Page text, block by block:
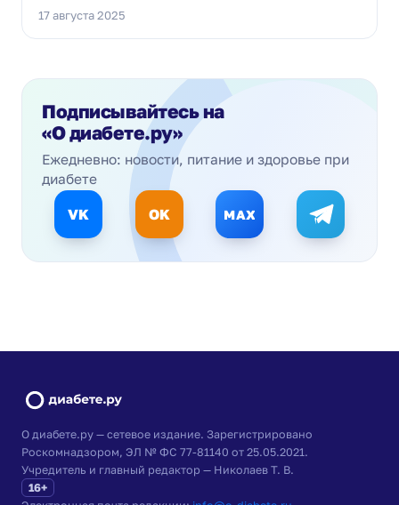
17 августа 2025
Подписывайтесь на
«О диабете.ру»
Ежедневно: новости, питание и здоровье при
диабете
VK OK MAX
О диабете.ру — сетевое издание. Зарегистрировано
Роскомнадзором, ЭЛ № ФС 77-81140 от 25.05.2021.
Учредитель и главный редактор — Николаев Т. В.
16+